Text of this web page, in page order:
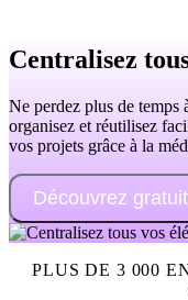
Centralisez
Ne perdez plus de temps
organisez et réutilisez
vos projets grâce à la
Découvrez
PLUS DE 3 000